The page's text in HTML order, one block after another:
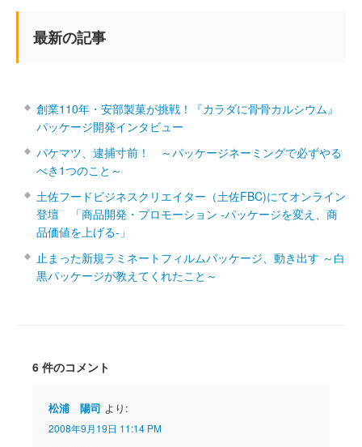
最新の記事
創業110年・安部製菓が挑戦！『カラダに骨骨カルシウム』
パッケージ開発インタビュー
パケマツ、逮捕寸前！ ～パッケージネーミングで必ずやる
べき1つのこと～
土佐フードビジネスクリエイター（土佐FBC)にてオンライン
登壇 「商品開発・プロモーション ‐パッケージを変え、商
品価値を上げる‐」
止まった新規ラミネートフィルムパッケージ、動き出す ～白
黒パッケージが教えてくれたこと～
6 件のコメント
松浦 陽司 より:
2008年9月19日 11:14 PM